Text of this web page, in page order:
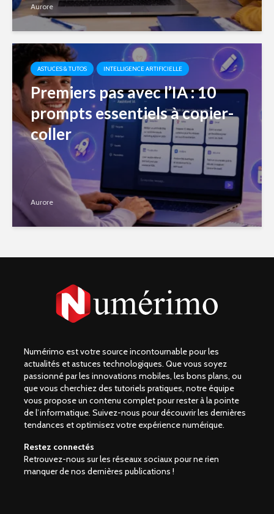
Aurore
ASTUCES & TUTOS INTELLIGENCE ARTIFICIELLE
Premiers pas avec l’IA : 10
prompts essentiels à copier-
coller
Aurore
Numérimo est votre source incontournable pour les
actualités et astuces technologiques. Que vous soyez
passionné par les innovations mobiles, les bons plans, ou
que vous cherchiez des tutoriels pratiques, notre équipe
vous propose un contenu complet pour rester à la pointe
de l’informatique. Suivez-nous pour découvrir les dernières
tendances et optimisez votre expérience numérique.
Restez connectés
Retrouvez-nous sur les réseaux sociaux pour ne rien
manquer de nos dernières publications !